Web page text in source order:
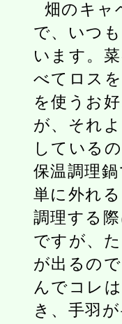
畑のキャ
で、いつ
います。
べてロス
を使うお
が、それ
している
保温調理
単に外れ
調理する
ですが、
が出るの
んでコレ
き、手羽